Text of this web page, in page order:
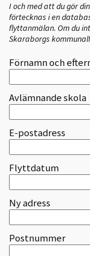
I och med att du gör
förtecknas i en
flyttanmälan. Om du
Skaraborgs
Förnamn och
Avlämnande skola
E-postadress
Flyttdatum
Ny adress
Postnummer